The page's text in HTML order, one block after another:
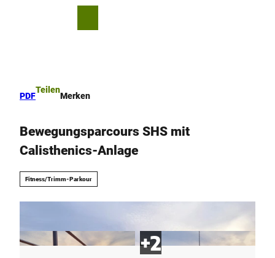
PDF
Teilen
Merken
Bewegungsparcours SHS mit
Calisthenics-Anlage
Fitness/Trimm-Parkour